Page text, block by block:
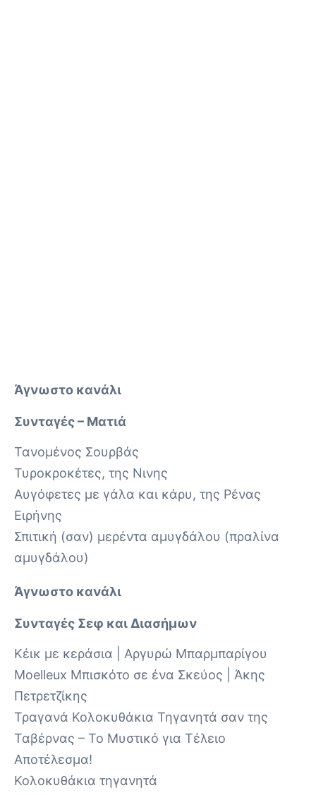
Άγνωστο κανάλι
Συνταγές – Ματιά
Τανομένος Σουρβάς
Τυροκροκέτες, της Νινης
Αυγόφετες με γάλα και κάρυ, της Ρένας
Ειρήνης
Σπιτική (σαν) μερέντα αμυγδάλου (πραλίνα
αμυγδάλου)
Άγνωστο κανάλι
Συνταγές Σεφ και Διασήμων
Κέικ με κεράσια | Αργυρώ Μπαρμπαρίγου
Moelleux Μπισκότο σε ένα Σκεύος | Άκης
Πετρετζίκης
Τραγανά Κολοκυθάκια Τηγανητά σαν της
Ταβέρνας – Το Μυστικό για Τέλειο
Αποτέλεσμα!
Κολοκυθάκια τηγανητά